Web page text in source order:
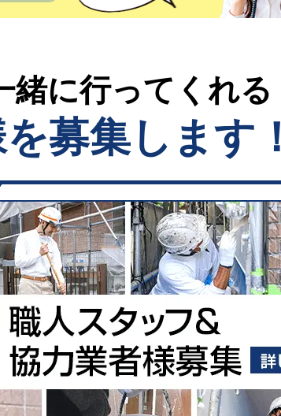
緒に行ってくれる
募集します！